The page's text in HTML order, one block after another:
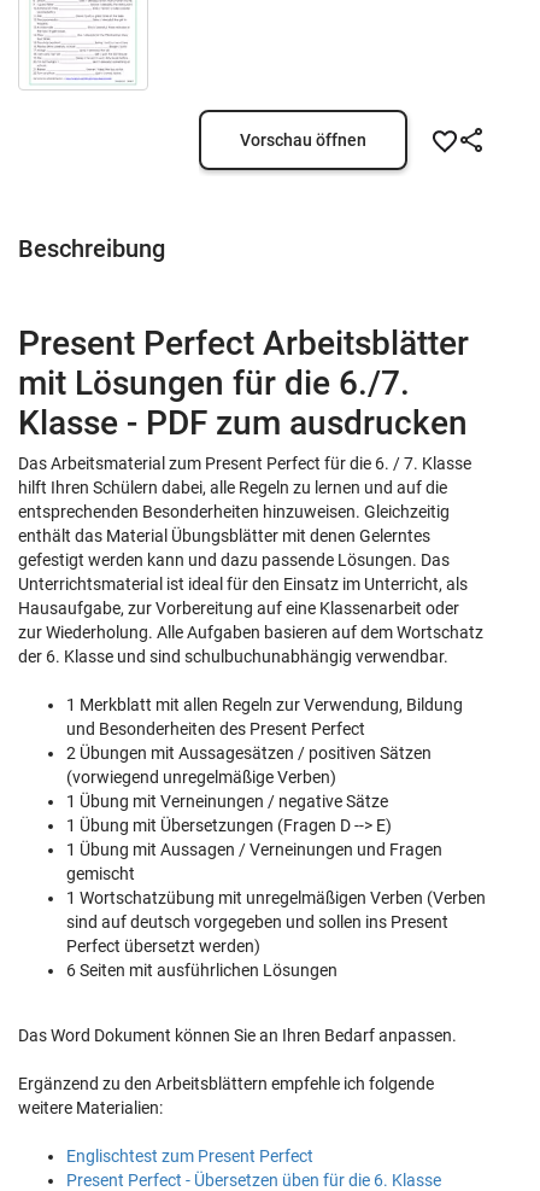
Vorschau öffnen
Beschreibung
Present Perfect Arbeitsblätter
mit Lösungen für die 6./7.
Klasse - PDF zum ausdrucken
Das Arbeitsmaterial zum Present Perfect für die 6. / 7. Klasse
hilft Ihren Schülern dabei, alle Regeln zu lernen und auf die
entsprechenden Besonderheiten hinzuweisen. Gleichzeitig
enthält das Material Übungsblätter mit denen Gelerntes
gefestigt werden kann und dazu passende Lösungen. Das
Unterrichtsmaterial ist ideal für den Einsatz im Unterricht, als
Hausaufgabe, zur Vorbereitung auf eine Klassenarbeit oder
zur Wiederholung. Alle Aufgaben basieren auf dem Wortschatz
der 6. Klasse und sind schulbuchunabhängig verwendbar.
1 Merkblatt mit allen Regeln zur Verwendung, Bildung
und Besonderheiten des Present Perfect
2 Übungen mit Aussagesätzen / positiven Sätzen
(vorwiegend unregelmäßige Verben)
1 Übung mit Verneinungen / negative Sätze
1 Übung mit Übersetzungen (Fragen D --> E)
1 Übung mit Aussagen / Verneinungen und Fragen
gemischt
1 Wortschatzübung mit unregelmäßigen Verben (Verben
sind auf deutsch vorgegeben und sollen ins Present
Perfect übersetzt werden)
6 Seiten mit ausführlichen Lösungen
Das Word Dokument können Sie an Ihren Bedarf anpassen.
Ergänzend zu den Arbeitsblättern empfehle ich folgende
weitere Materialien:
Englischtest zum Present Perfect
Present Perfect - Übersetzen üben für die 6. Klasse